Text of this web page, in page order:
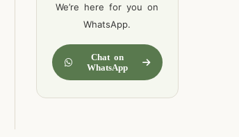
We’re here for you on
WhatsApp.
Chat on
WhatsApp